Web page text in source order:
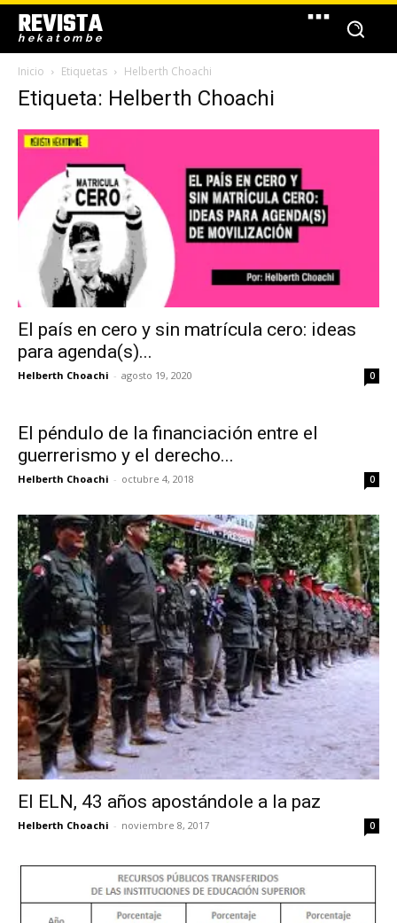
REVISTA
hekatombe
Inicio Etiquetas Helberth Choachi
Etiqueta: Helberth Choachi
El país en cero y sin matrícula cero: ideas
para agenda(s)...
Helberth Choachi - agosto 19, 2020 0
El péndulo de la financiación entre el
guerrerismo y el derecho...
Helberth Choachi - octubre 4, 2018 0
El ELN, 43 años apostándole a la paz
Helberth Choachi - noviembre 8, 2017 0